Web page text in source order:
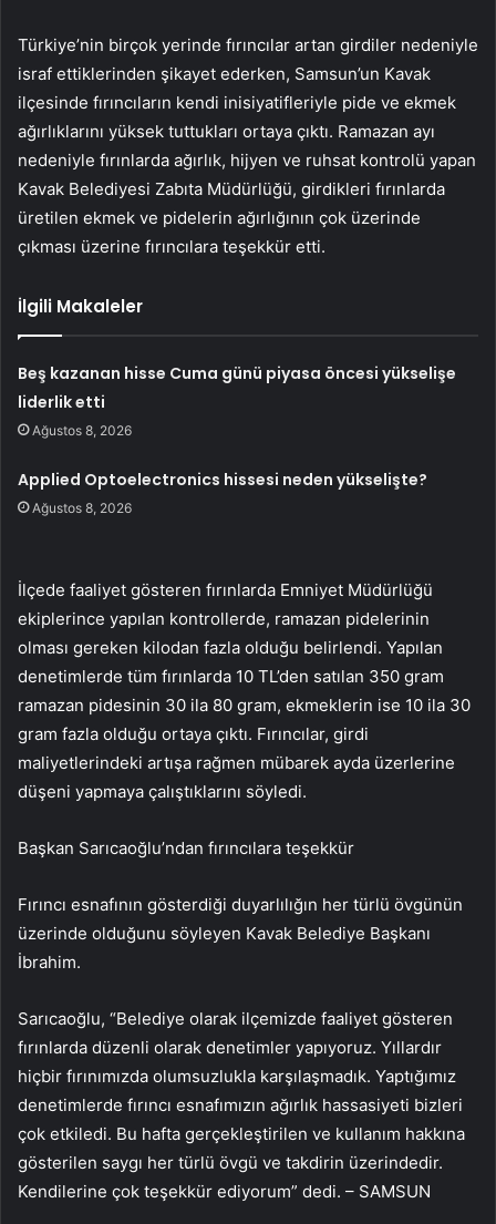
Türkiye’nin birçok yerinde fırıncılar artan girdiler nedeniyle
israf ettiklerinden şikayet ederken, Samsun’un Kavak
ilçesinde fırıncıların kendi inisiyatifleriyle pide ve ekmek
ağırlıklarını yüksek tuttukları ortaya çıktı. Ramazan ayı
nedeniyle fırınlarda ağırlık, hijyen ve ruhsat kontrolü yapan
Kavak Belediyesi Zabıta Müdürlüğü, girdikleri fırınlarda
üretilen ekmek ve pidelerin ağırlığının çok üzerinde
çıkması üzerine fırıncılara teşekkür etti.
İlgili Makaleler
Beş kazanan hisse Cuma günü piyasa öncesi yükselişe
liderlik etti
Ağustos 8, 2026
Applied Optoelectronics hissesi neden yükselişte?
Ağustos 8, 2026
İlçede faaliyet gösteren fırınlarda Emniyet Müdürlüğü
ekiplerince yapılan kontrollerde, ramazan pidelerinin
olması gereken kilodan fazla olduğu belirlendi. Yapılan
denetimlerde tüm fırınlarda 10 TL’den satılan 350 gram
ramazan pidesinin 30 ila 80 gram, ekmeklerin ise 10 ila 30
gram fazla olduğu ortaya çıktı. Fırıncılar, girdi
maliyetlerindeki artışa rağmen mübarek ayda üzerlerine
düşeni yapmaya çalıştıklarını söyledi.
Başkan Sarıcaoğlu’ndan fırıncılara teşekkür
Fırıncı esnafının gösterdiği duyarlılığın her türlü övgünün
üzerinde olduğunu söyleyen Kavak Belediye Başkanı
İbrahim.
Sarıcaoğlu, “Belediye olarak ilçemizde faaliyet gösteren
fırınlarda düzenli olarak denetimler yapıyoruz. Yıllardır
hiçbir fırınımızda olumsuzlukla karşılaşmadık. Yaptığımız
denetimlerde fırıncı esnafımızın ağırlık hassasiyeti bizleri
çok etkiledi. Bu hafta gerçekleştirilen ve kullanım hakkına
gösterilen saygı her türlü övgü ve takdirin üzerindedir.
Kendilerine çok teşekkür ediyorum” dedi. – SAMSUN